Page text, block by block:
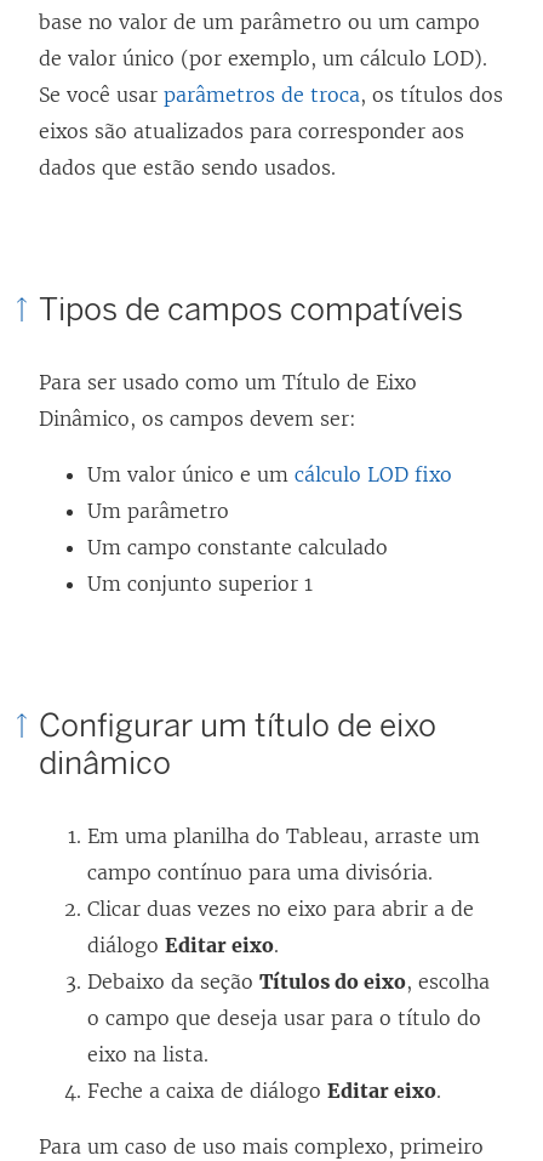
base no valor de um parâmetro ou um campo
de valor único (por exemplo, um cálculo LOD).
Se você usar parâmetros de troca, os títulos dos
eixos são atualizados para corresponder aos
dados que estão sendo usados.
Tipos de campos compatíveis
Para ser usado como um Título de Eixo
Dinâmico, os campos devem ser:
Um valor único e um cálculo LOD fixo
Um parâmetro
Um campo constante calculado
Um conjunto superior 1
Configurar um título de eixo
dinâmico
Em uma planilha do Tableau, arraste um
campo contínuo para uma divisória.
Clicar duas vezes no eixo para abrir a de
diálogo Editar eixo.
Debaixo da seção Títulos do eixo, escolha
o campo que deseja usar para o título do
eixo na lista.
Feche a caixa de diálogo Editar eixo.
Para um caso de uso mais complexo, primeiro